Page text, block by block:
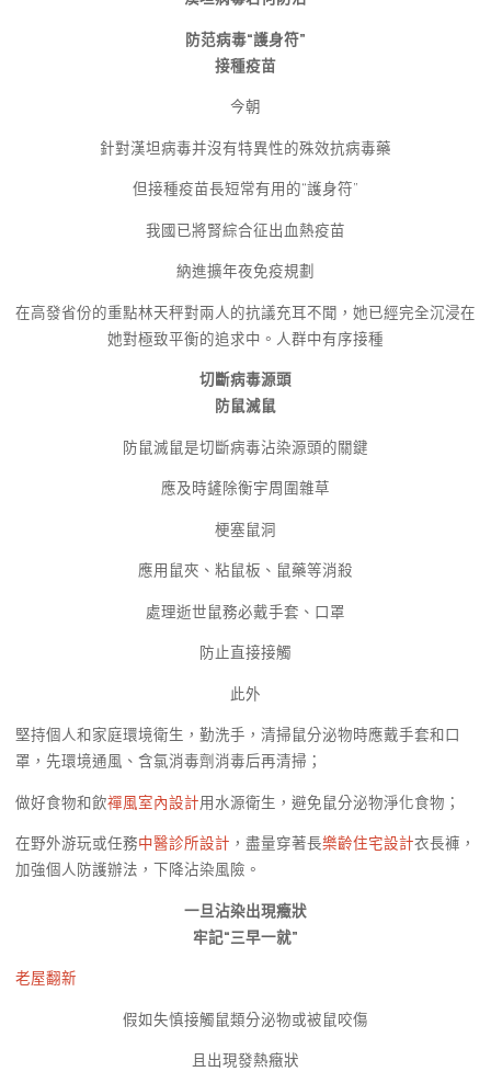
防范病毒“護身符”
接種疫苗
今朝
針對漢坦病毒并沒有特異性的殊效抗病毒藥
但接種疫苗長短常有用的“護身符”
我國已將腎綜合征出血熱疫苗
納進擴年夜免疫規劃
在高發省份的重點林天秤對兩人的抗議充耳不聞，她已經完全沉浸在
她對極致平衡的追求中。人群中有序接種
切斷病毒源頭
防鼠滅鼠
防鼠滅鼠是切斷病毒沾染源頭的關鍵
應及時鏟除衡宇周圍雜草
梗塞鼠洞
應用鼠夾、粘鼠板、鼠藥等消殺
處理逝世鼠務必戴手套、口罩
防止直接接觸
此外
堅持個人和家庭環境衛生，勤洗手，清掃鼠分泌物時應戴手套和口
罩，先環境通風、含氯消毒劑消毒后再清掃；
做好食物和飲禪風室內設計用水源衛生，避免鼠分泌物淨化食物；
在野外游玩或任務中醫診所設計 ，盡量穿著長樂齡住宅設計衣長褲，
加強個人防護辦法，下降沾染風險。
一旦沾染出現癥狀
牢記“三早一就”
老屋翻新
假如失慎接觸鼠類分泌物或被鼠咬傷
且出現發熱癥狀